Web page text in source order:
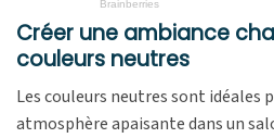
Créer une ambiance
couleurs neutres
Les couleurs neutres sont idéales
atmosphère apaisante dans un